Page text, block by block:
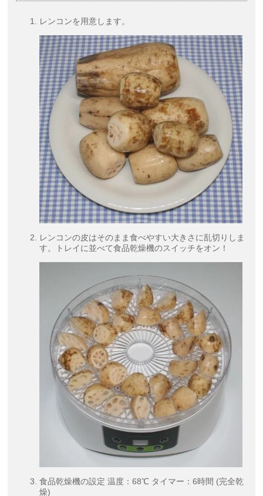
レンコンを用意します。
レンコンの皮はそのまま食べやすい大きさに乱切りしま
す。トレイに並べて食品乾燥機のスイッチをオン！
食品乾燥機の設定 温度：68℃ タイマー：6時間 (完全乾
燥)